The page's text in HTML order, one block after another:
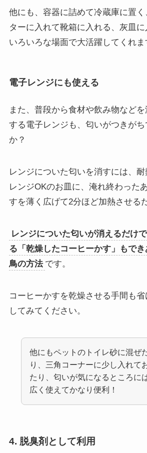
他にも、容器に詰めて冷蔵庫に置
ターに入れて靴箱に入れる、灰皿に
いろいろな場面で大活躍してくれま
電子レンジにも使える
また、普段から食材や飲み物など
する電子レンジも、匂いがつきがち
か？
レンジについた匂いを消すには、
レンジOKのお皿に、淹れ終わった
すを薄く広げて2分ほど加熱させる
レンジについた匂いが消えるだけ
る「乾燥したコーヒーかす」もでき
鳥の方法 です。
コーヒーかすを乾燥させる手間も
してみてください。
他にもペットのトイレ砂に混ぜ
り、三角コーナーに少し入れて
たり、匂いが気になるところに
広く使えてかなり便利！
4. 脱臭剤として利用